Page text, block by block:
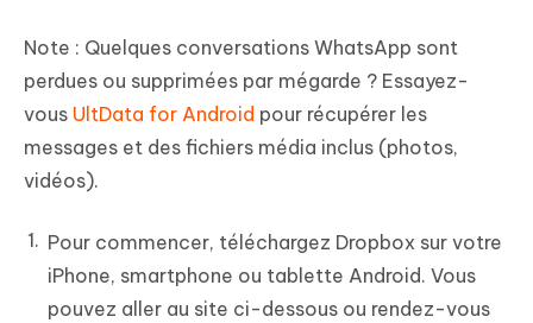
Note : Quelques conversations WhatsApp sont
perdues ou supprimées par mégarde ? Essayez-
vous UltData for Android pour récupérer les
messages et des fichiers média inclus (photos,
vidéos).
Pour commencer, téléchargez Dropbox sur votre
iPhone, smartphone ou tablette Android. Vous
pouvez aller au site ci-dessous ou rendez-vous